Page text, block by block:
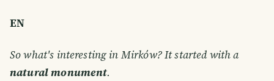
EN
So what's interesting in Mirków? It started with a
natural monument.